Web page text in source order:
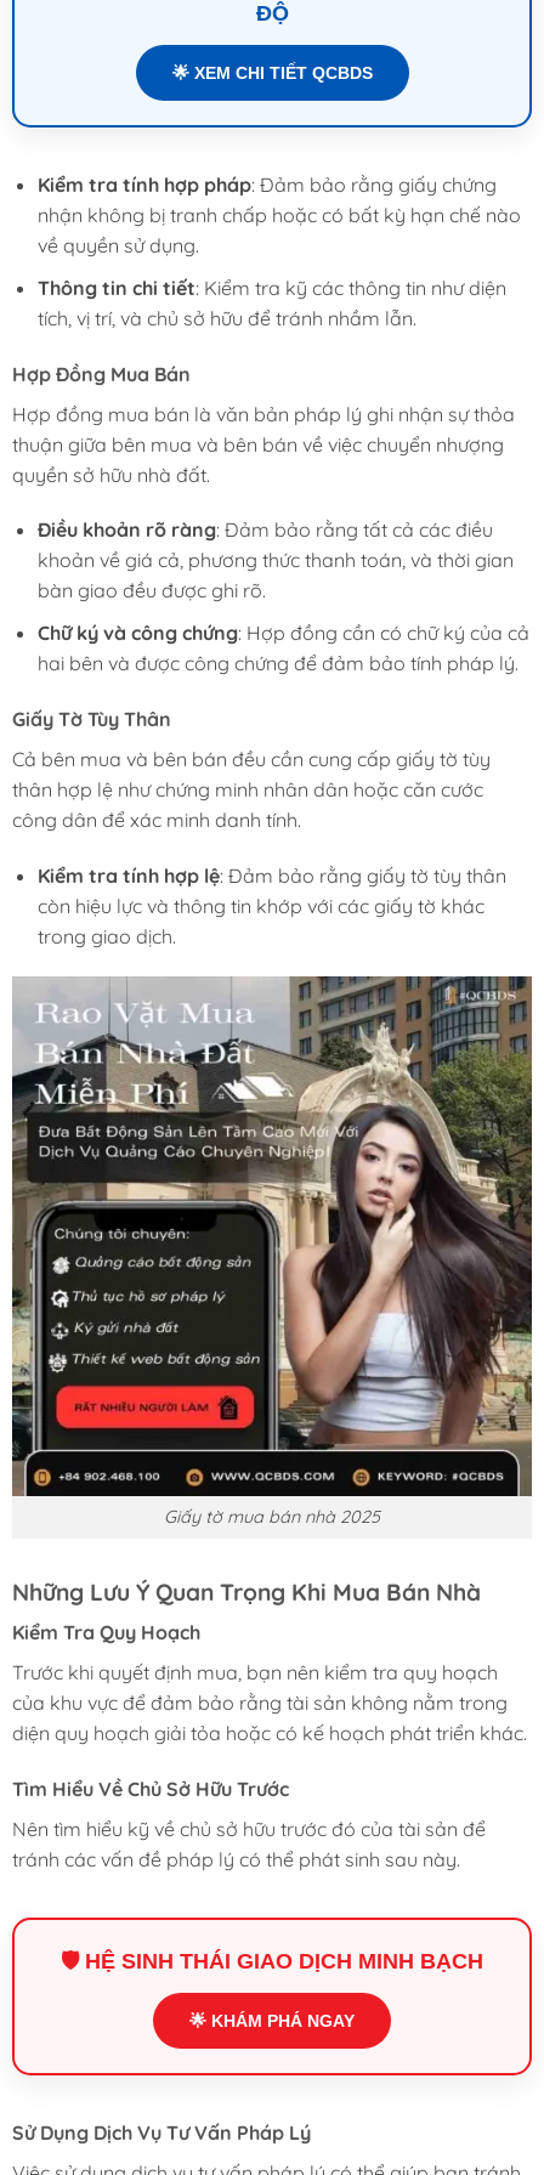
ĐỘ
🌟 XEM CHI TIẾT QCBDS
Kiểm tra tính hợp pháp: Đảm bảo rằng giấy chứng
nhận không bị tranh chấp hoặc có bất kỳ hạn chế nào
về quyền sử dụng.
Thông tin chi tiết: Kiểm tra kỹ các thông tin như diện
tích, vị trí, và chủ sở hữu để tránh nhầm lẫn.
Hợp Đồng Mua Bán
Hợp đồng mua bán là văn bản pháp lý ghi nhận sự thỏa
thuận giữa bên mua và bên bán về việc chuyển nhượng
quyền sở hữu nhà đất.
Điều khoản rõ ràng: Đảm bảo rằng tất cả các điều
khoản về giá cả, phương thức thanh toán, và thời gian
bàn giao đều được ghi rõ.
Chữ ký và công chứng: Hợp đồng cần có chữ ký của cả
hai bên và được công chứng để đảm bảo tính pháp lý.
Giấy Tờ Tùy Thân
Cả bên mua và bên bán đều cần cung cấp giấy tờ tùy
thân hợp lệ như chứng minh nhân dân hoặc căn cước
công dân để xác minh danh tính.
Kiểm tra tính hợp lệ: Đảm bảo rằng giấy tờ tùy thân
còn hiệu lực và thông tin khớp với các giấy tờ khác
trong giao dịch.
Giấy tờ mua bán nhà 2025
Những Lưu Ý Quan Trọng Khi Mua Bán Nhà
Kiểm Tra Quy Hoạch
Trước khi quyết định mua, bạn nên kiểm tra quy hoạch
của khu vực để đảm bảo rằng tài sản không nằm trong
diện quy hoạch giải tỏa hoặc có kế hoạch phát triển khác.
Tìm Hiểu Về Chủ Sở Hữu Trước
Nên tìm hiểu kỹ về chủ sở hữu trước đó của tài sản để
tránh các vấn đề pháp lý có thể phát sinh sau này.
🛡️ HỆ SINH THÁI GIAO DỊCH MINH BẠCH
🌟 KHÁM PHÁ NGAY
Sử Dụng Dịch Vụ Tư Vấn Pháp Lý